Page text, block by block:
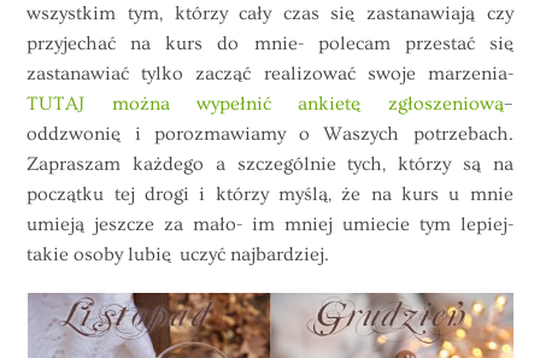
wszystkim tym, którzy cały czas się zastanawiają czy
przyjechać na kurs do mnie- polecam przestać się
zastanawiać tylko zacząć realizować swoje marzenia-
TUTAJ można wypełnić ankietę zgłoszeniową–
oddzwonię i porozmawiamy o Waszych potrzebach.
Zapraszam każdego a szczególnie tych, którzy są na
początku tej drogi i którzy myślą, że na kurs u mnie
umieją jeszcze za mało- im mniej umiecie tym lepiej-
takie osoby lubię uczyć najbardziej.